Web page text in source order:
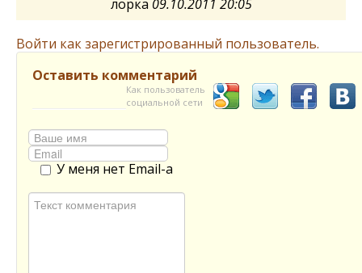
лорка 09.10.2011 20:05
Войти как зарегистрированный пользователь.
Оставить комментарий
Как пользователь
социальной сети
У меня нет Email-а